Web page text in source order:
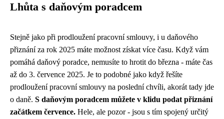
Lhůta s daňovým poradcem
Stejně jako při prodloužení pracovní smlouvy, i u daňového
přiznání za rok 2025 máte možnost získat více času. Když vám
pomáhá daňový poradce, nemusíte to hrotit do března - máte čas
až do 3. července 2025. Je to podobné jako když řešíte
prodloužení pracovní smlouvy na poslední chvíli, akorát tady jde
o daně. S daňovým poradcem můžete v klidu podat přiznání
začátkem července. Hele, ale pozor - jsou s tím spojený určitý